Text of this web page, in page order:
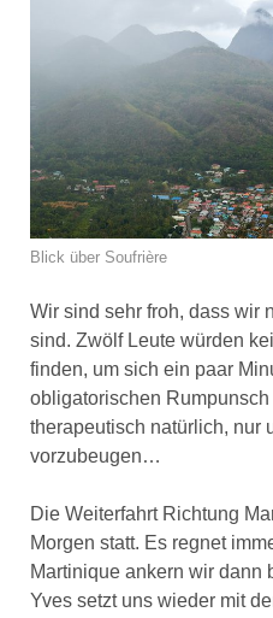
Blick über Soufrière
Wir sind sehr froh, dass wir
sind. Zwölf Leute würden
finden, um sich ein paar
obligatorischen
therapeutisch natürlich, nur
vorzubeugen…
Die Weiterfahrt Richtung
Morgen statt. Es regnet
Martinique ankern wir dann
Yves setzt uns wieder mit